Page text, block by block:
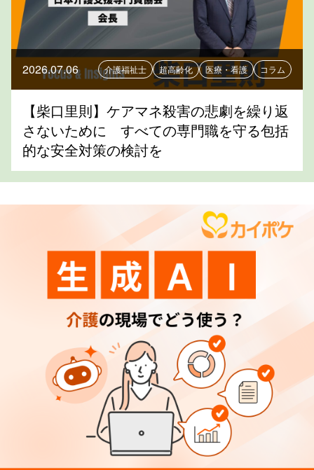
2026.07.06 介護福祉士 超高齢化 医療・看護 コラム
【柴口里則】ケアマネ殺害の悲劇を繰り返
さないために すべての専門職を守る包括
的な安全対策の検討を